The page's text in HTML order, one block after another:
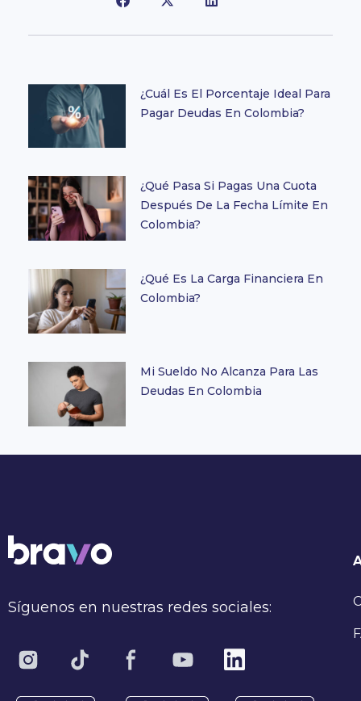
¿Cuál Es El Porcentaje Ideal Para
Pagar Deudas En Colombia?
¿Qué Pasa Si Pagas Una Cuota
Después De La Fecha Límite En
Colombia?
¿Qué Es La Carga Financiera En
Colombia?
Mi Sueldo No Alcanza Para Las
Deudas En Colombia
Síguenos en nuestras redes sociales: